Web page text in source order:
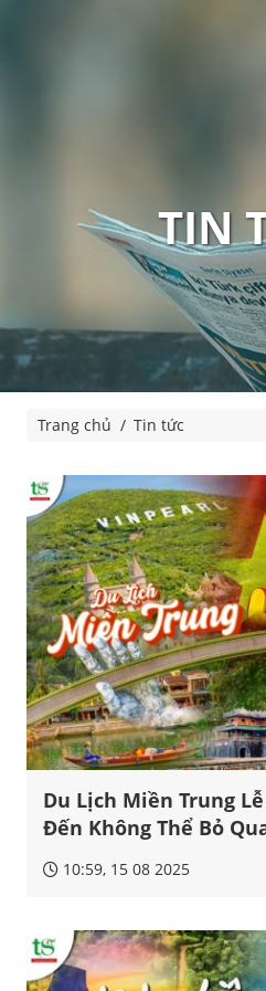
TIN
Trang chủ Tin tức
Du Lịch Miền Trung
Đến Không Thể Bỏ
10:59, 15 08 2025